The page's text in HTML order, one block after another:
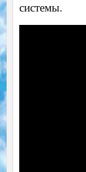
системы.